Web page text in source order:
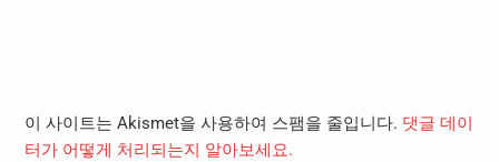
이 사이트는 Akismet을 사용하여 스팸을 줄입니다. 댓글 데이
터가 어떻게 처리되는지 알아보세요.